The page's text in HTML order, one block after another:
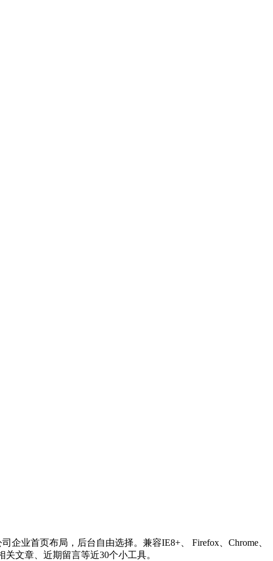
业首页布局，后台自由选择。兼容IE8+、 Firefox、Chrome、
文章、近期留言等近30个小工具。